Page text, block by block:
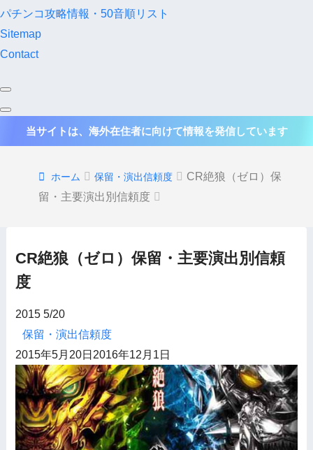
パチンコ攻略情報・50音順リスト
Sitemap
Contact
当サイトは、海外在住者に向けて情報を発信しています
ホーム 保留・演出信頼度
CR絶狼（ゼロ）保
留・主要演出別信頼度
CR絶狼（ゼロ）保留・主要演出別信頼
度
2015 5/20
保留・演出信頼度
2015年5月20日 2016年12月1日